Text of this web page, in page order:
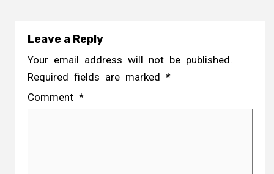
Leave a Reply
Your email address will not be published.
Required fields are marked *
Comment *